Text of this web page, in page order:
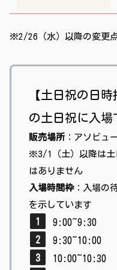
※2/26（水）以降の変更
【土日祝の日
の土日祝に入場
販売場所：アソビュ
※3/1（土）以降は土
はありません
入場時間枠：入場の
を示しています
9:00~9:30
9:30~10:00
10:00~10:30